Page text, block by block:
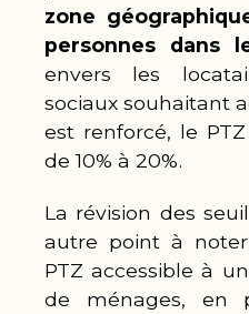
zone
personnes dans
envers les
sociaux souhaitant
est renforcé, le
de 10% à 20%.
La révision des
autre point à
PTZ accessible à
de ménages, en